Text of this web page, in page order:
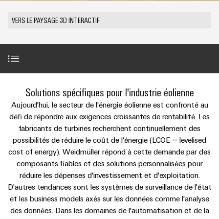
solutions
peuvent
expérimentées.
de
données
Solutions
et
produits
pour
les
centres
de
données
efficaces,
fiables,
évolutifs
raccordement
Microréseaux
u-
OS
edge
computing
5G
industrielle
Single
Pair
de
enfichables
circuit
imprimé
et
connecteurs
pour
circuit
imprimé
Systèmes
de
de
Service
livraison
rapide
Services
de
conseil
et
d'ingénierie
numérique
ALL
Société
Weidmüller
Faits
chiffres
Durabilité
Conformité
Sites
Informations
et
certificats
de
gestion
À propos de nous
Weidmüller
Comment
nous
trouver
Nouvelles
Les
succès
de
nos
clients
II
Aktionen
ALL
SERVICES
Aktionen
INSTA
Aktionen
PRO
ECO
II
Aktionen
Energy
Meter
Aktionen
Steuerstromverteilung
Aktionen
Global
VERS LE PAYSAGE 3D INTERACTIF
New Cas pratiques
Points forts du produit
Références
Contact
Contact
Solutions spécifiques pour l'industrie éolienne
Aujourd'hui, le secteur de l'énergie éolienne est confronté au
défi de répondre aux exigences croissantes de rentabilité. Les
fabricants de turbines recherchent continuellement des
possibilités de réduire le coût de l'énergie (LCOE = levelised
cost of energy). Weidmüller répond à cette demande par des
composants fiables et des solutions personnalisées pour
réduire les dépenses d'investissement et d'exploitation.
D'autres tendances sont les systèmes de surveillance de l'état
et les business models axés sur les données comme l'analyse
des données. Dans les domaines de l'automatisation et de la